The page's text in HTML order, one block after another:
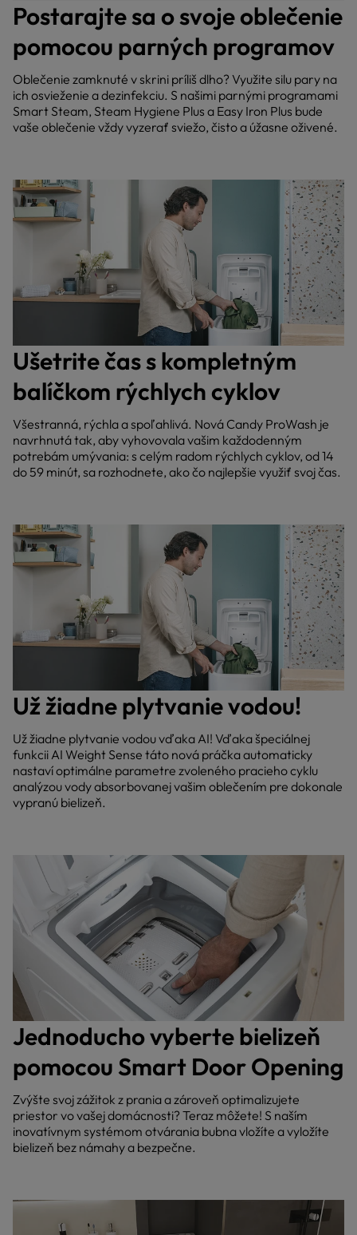
Postarajte sa o svoje oblečenie
pomocou parných programov
Oblečenie zamknuté v skrini príliš dlho? Využite silu pary na
ich osvieženie a dezinfekciu. S našimi parnými programami
Smart Steam, Steam Hygiene Plus a Easy Iron Plus bude
vaše oblečenie vždy vyzerať sviežo, čisto a úžasne oživené.
Ušetrite čas s kompletným
balíčkom rýchlych cyklov
Všestranná, rýchla a spoľahlivá. Nová Candy ProWash je
navrhnutá tak, aby vyhovovala vašim každodenným
potrebám umývania: s celým radom rýchlych cyklov, od 14
do 59 minút, sa rozhodnete, ako čo najlepšie využiť svoj čas.
Už žiadne plytvanie vodou!
Už žiadne plytvanie vodou vďaka AI! Vďaka špeciálnej
funkcii AI Weight Sense táto nová práčka automaticky
nastaví optimálne parametre zvoleného pracieho cyklu
analýzou vody absorbovanej vašim oblečením pre dokonale
vypranú bielizeň.
Jednoducho vyberte bielizeň
pomocou Smart Door Opening
Zvýšte svoj zážitok z prania a zároveň optimalizujete
priestor vo vašej domácnosti? Teraz môžete! S naším
inovatívnym systémom otvárania bubna vložíte a vyložíte
bielizeň bez námahy a bezpečne.